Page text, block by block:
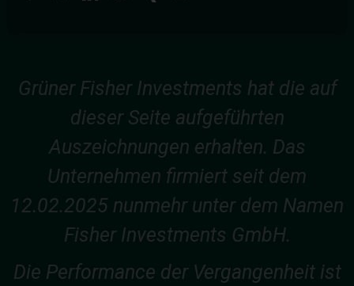
Grüner Fisher Investments hat die auf
dieser Seite aufgeführten
Auszeichnungen erhalten. Das
Unternehmen firmiert seit dem
12.02.2025 nunmehr unter dem Namen
Fisher Investments GmbH.
Die Performance der Vergangenheit ist